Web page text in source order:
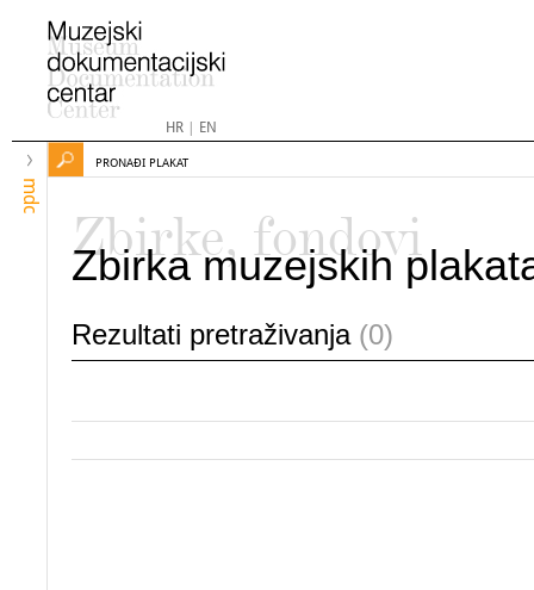
HR| EN
mdc
PRONAĐI PLAKAT
Zbirke, fondovi
Zbirka muzejskih
Rezultati pretraživanja (0)